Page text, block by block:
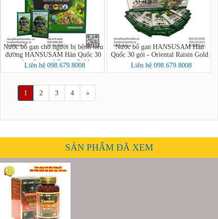
Nước bổ gan cho người bị bệnh tiểu
đường HANSUSAM Hàn Quốc 30
gói - Oriental Raisin Gold
Liên hệ 098.679.8008
Nước bổ gan HANSUSAM Hàn
Quốc 30 gói - Oriental Raisin Gold
Liên hệ 098.679.8008
1 2 3 4 »
SẢN PHẨM ĐÃ XEM